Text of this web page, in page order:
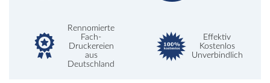
Rennomierte
Fach-
Druckereien
aus
Deutschland
Effektiv
Kostenlos
Unverbindlich